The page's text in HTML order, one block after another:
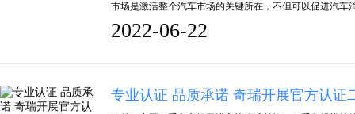
市场是激活整个汽车市场的关键所在，不但可以促进汽
2022-06-22
专业认证 品质承诺 奇瑞开展官方认证